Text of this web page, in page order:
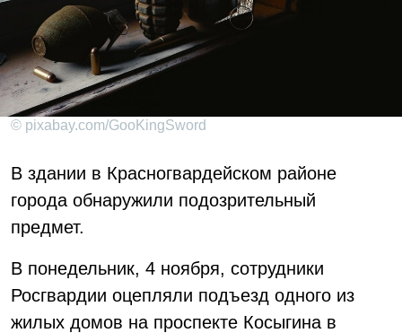
© pixabay.com/GooKingSword
В здании в Красногвардейском районе
города обнаружили подозрительный
предмет.
В понедельник, 4 ноября, сотрудники
Росгвардии оцепляли подъезд одного из
жилых домов на проспекте Косыгина в